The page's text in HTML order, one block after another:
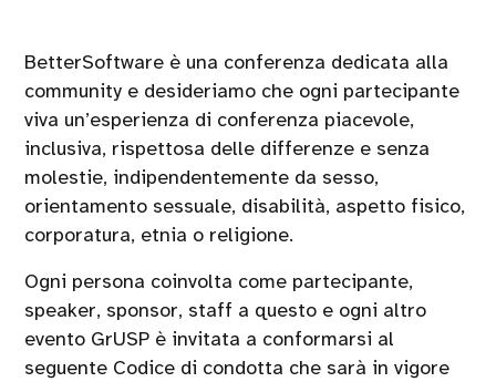
BetterSoftware è una conferenza dedicata alla
community e desideriamo che ogni partecipante
viva un’esperienza di conferenza piacevole,
inclusiva, rispettosa delle differenze e senza
molestie, indipendentemente da sesso,
orientamento sessuale, disabilità, aspetto fisico,
corporatura, etnia o religione.
Ogni persona coinvolta come partecipante,
speaker, sponsor, staff a questo e ogni altro
evento GrUSP è invitata a conformarsi al
seguente Codice di condotta che sarà in vigore